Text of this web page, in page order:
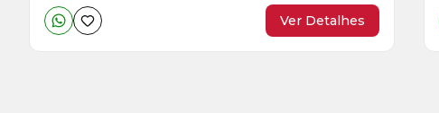
Ver Detalhes